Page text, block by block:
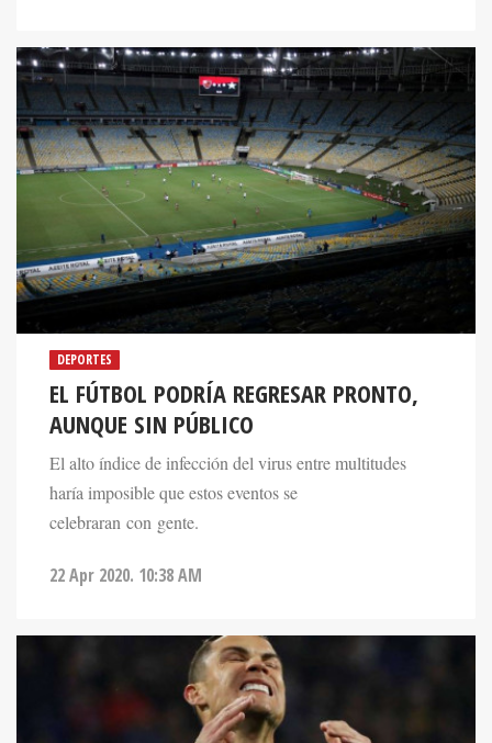
DEPORTES
EL FÚTBOL PODRÍA REGRESAR PRONTO,
AUNQUE SIN PÚBLICO
El alto índice de infección del virus entre multitudes
haría imposible que estos eventos se
celebraran con gente.
22 Apr 2020. 10:38 AM